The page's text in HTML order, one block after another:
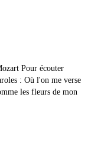
Pour écouter
: Où l'on me verse
les fleurs de mon